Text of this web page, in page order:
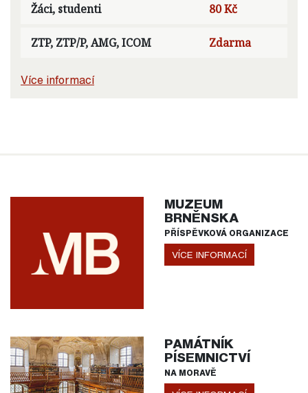
Žáci, studenti 80 Kč
ZTP, ZTP/P, AMG, ICOM Zdarma
Více informací
MUZEUM
BRNĚNSKA
PŘÍSPĚVKOVÁ ORGANIZACE
VÍCE INFORMACÍ
PAMÁTNÍK
PÍSEMNICTVÍ
NA MORAVĚ